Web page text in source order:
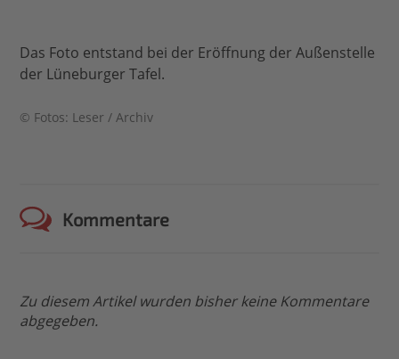
Das Foto entstand bei der Eröffnung der Außenstelle
der Lüneburger Tafel.
© Fotos: Leser / Archiv
Kommentare
Zu diesem Artikel wurden bisher keine Kommentare
abgegeben.